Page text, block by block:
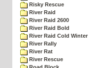
Risky Rescue
River Raid
River Raid 2600
River Raid Bold
River Raid Cold Winter
River Rally
River Rat
River Rescue